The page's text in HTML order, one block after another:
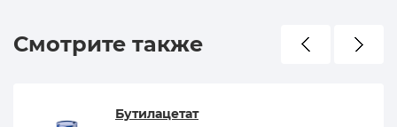
Смотрите также
Бутилацетат